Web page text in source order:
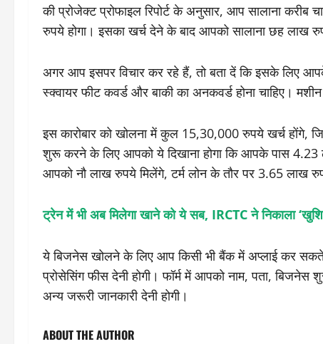
की प्रोजेक्ट प्रोफाइल रिपोर्ट के अनुसार, आप सालाना
रुपये होगा। इसका खर्च देने के बाद आपको सालाना छह लाख
अगर आप इसपर विचार कर रहे हैं, तो बता दें कि इसके लिए
स्क्वायर फीट कवर्ड और बाकी का अनकवर्ड होना चाहिए।
इस कारोबार को खोलना में कुल 15,30,000 रुपये खर्च होंगे,
शुरू करने के लिए आपको ये दिखाना होगा कि आपके पास
आपको नौ लाख रुपये मिलेंगे, टर्म लोन के तौर पर 3.65 लाख
ट्रेन में भी अब मिलेगा खाने को ये सब, IRCTC ने निकाला
ये बिजनेस खोलने के लिए आप किसी भी बैंक में अप्लाई कर
प्रोसेसिंग फीस देनी होगी। फॉर्म में आपको नाम, पता,
अन्य जरूरी जानकारी देनी होगी।
ABOUT THE AUTHOR